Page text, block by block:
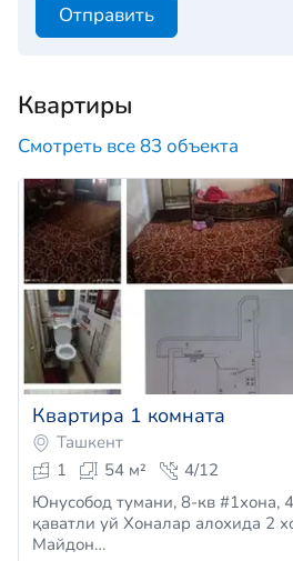
Отправить
Квартиры
Смотреть все 83 объекта
Квартира 1 комната
Ташкент
1
54 м²
4/12
Юнусобод тумани, 8-кв #1хона,
қаватли уй Хоналар алохида 2
Майдон…